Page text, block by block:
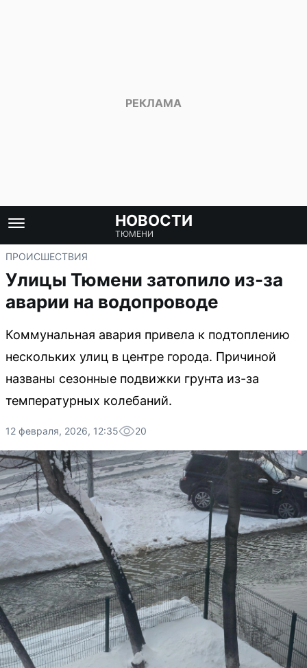
НОВОСТИ
ТЮМЕНИ
ПРОИСШЕСТВИЯ
Улицы Тюмени затопило из-за
аварии на водопроводе
Коммунальная авария привела к подтоплению
нескольких улиц в центре города. Причиной
названы сезонные подвижки грунта из-за
температурных колебаний.
12 февраля, 2026, 12:35 20